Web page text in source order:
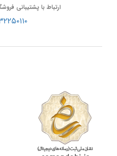
ارتباط با پشتیبانی
۰۵۱-